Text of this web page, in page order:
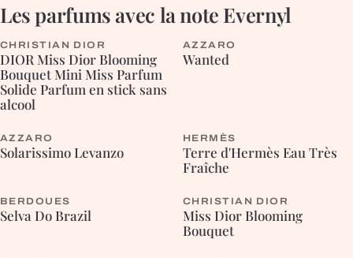
Les parfums avec la note Evernyl
CHRISTIAN DIOR
DIOR Miss Dior Blooming
Bouquet Mini Miss Parfum
Solide Parfum en stick sans
alcool
BOISÉE
AZZARO
Wanted
AROMATIQUE
AZZARO
Solarissimo Levanzo HESPÉRIDÉE
HERMÈS
Terre d'Hermès Eau Très
Fraîche
HESPÉRIDÉE
BERDOUES
Selva Do Brazil FLEURIE
CHRISTIAN DIOR
Miss Dior Blooming
Bouquet